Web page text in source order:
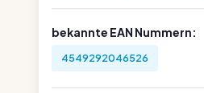
bekannte EAN Nummern:
4549292046526